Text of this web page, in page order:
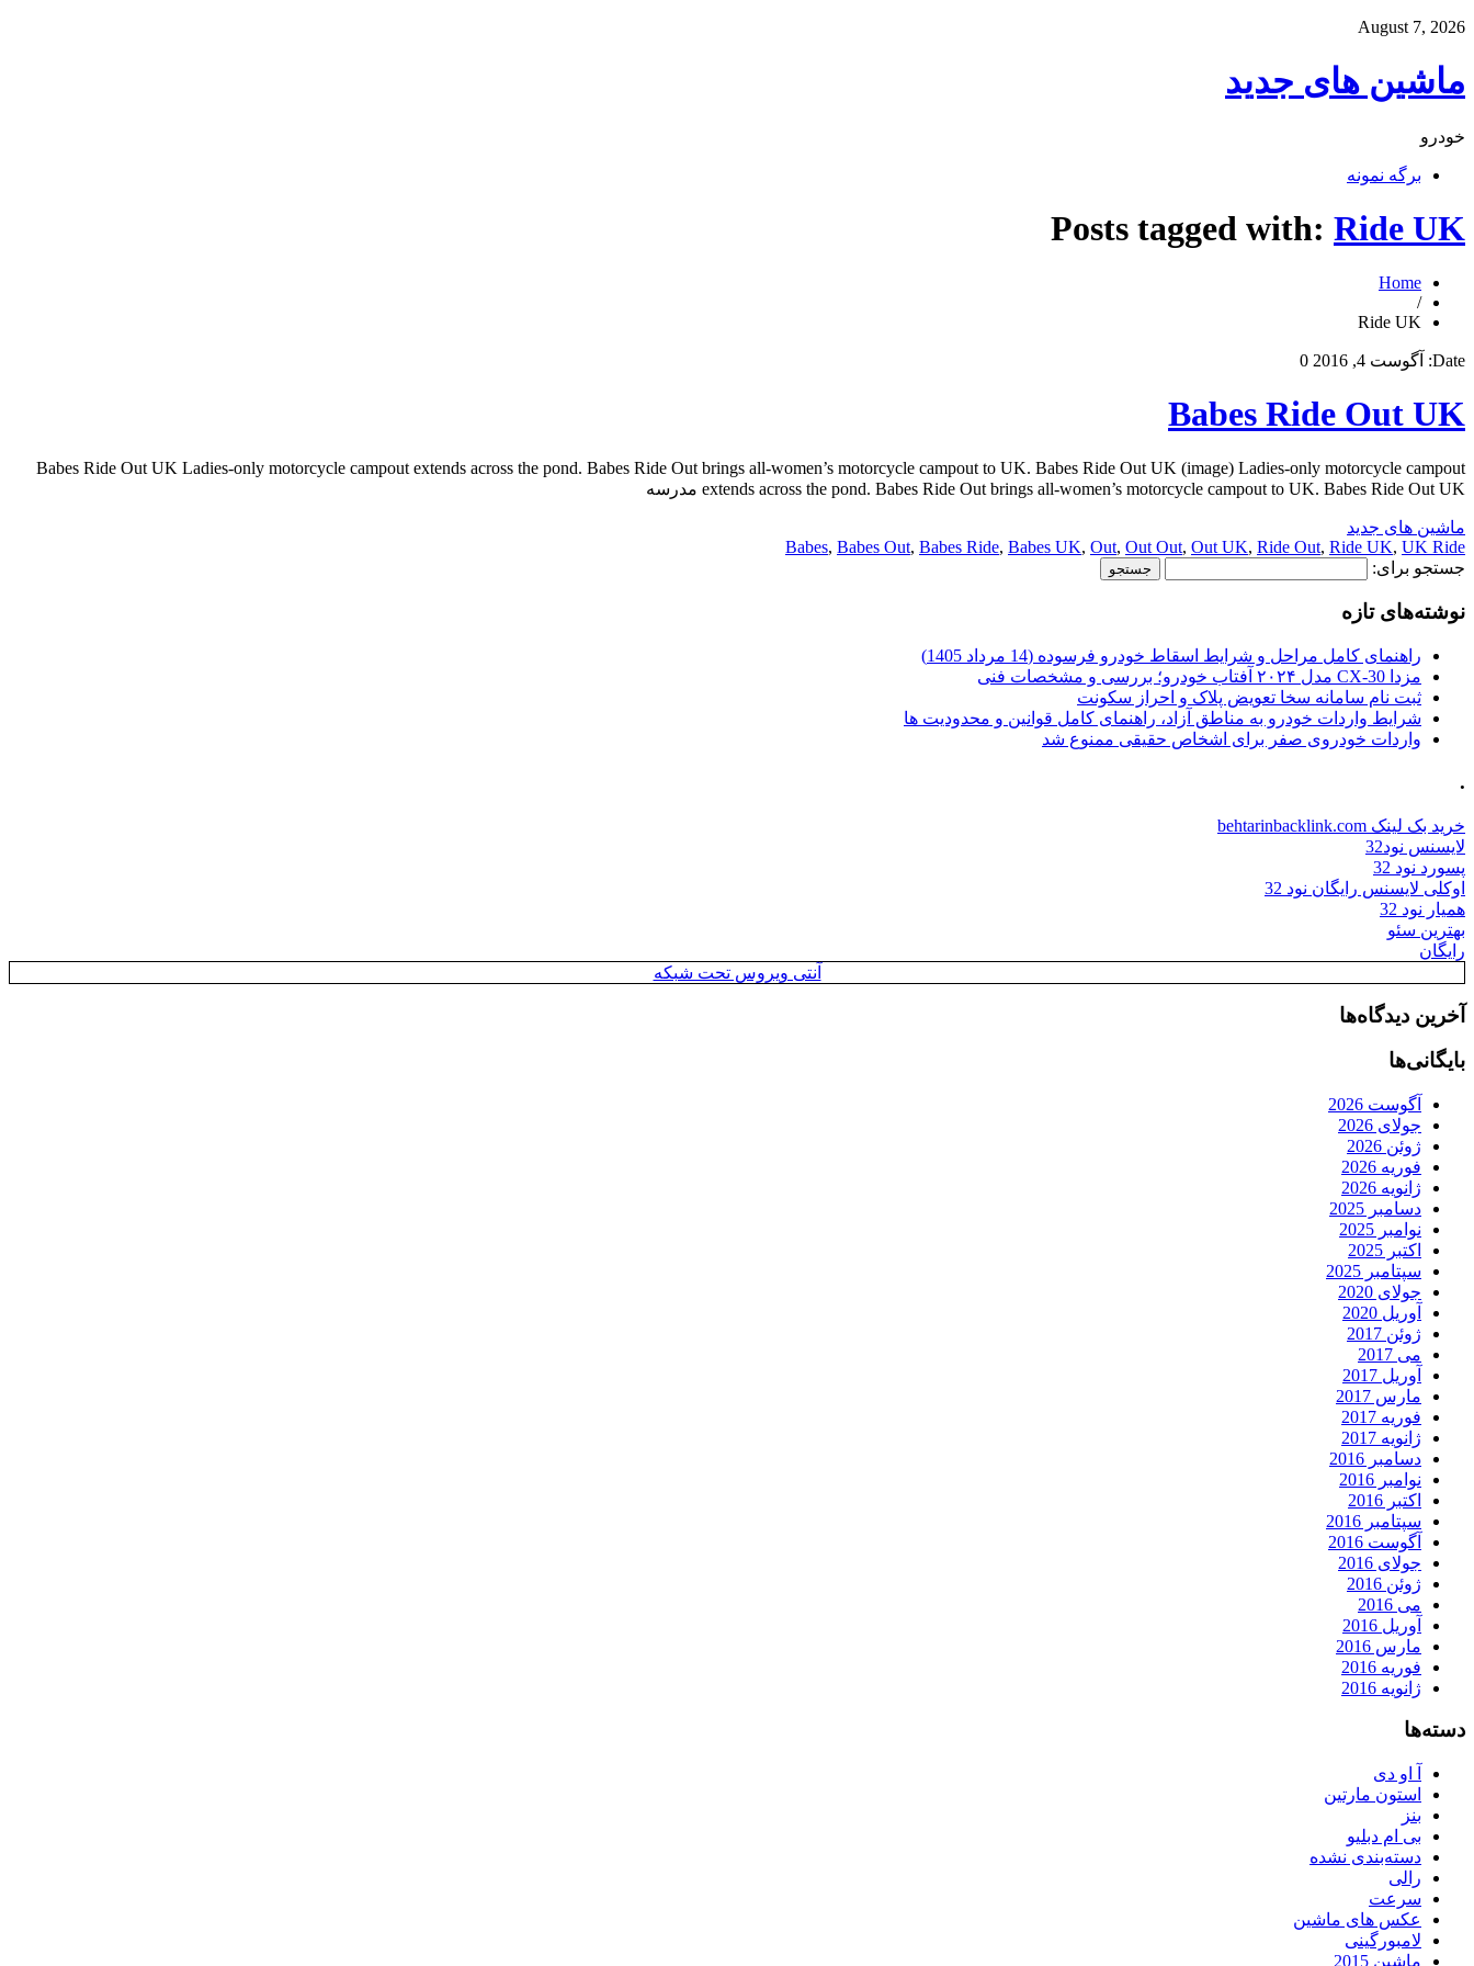
August 7, 2026
ماشین های جدید
خودرو
برگه نمونه
Posts tagged with: Ride UK
Home
/
Ride UK
Date: آگوست 4, 2016 0
Babes Ride Out UK
Babes Ride Out UK Ladies-only motorcycle campout extends across the pond. Babes Ride Out brings all-women’s motorcycle campout to UK. Babes Ride Out UK (image) Ladies-only motorcycle campout
extends across the pond. Babes Ride Out brings all-women’s motorcycle campout to UK. Babes Ride Out UK مدرسه
ماشین های جدید
Babes, Babes Out, Babes Ride, Babes UK, Out, Out Out, Out UK, Ride Out, Ride UK, UK Ride
جستجو برای:
نوشته‌های تازه
راهنمای کامل مراحل و شرایط اسقاط خودرو فرسوده (14 مرداد 1405)
مزدا CX-30 مدل ۲۰۲۴ آفتاب خودرو؛ بررسی و مشخصات فنی
ثبت نام سامانه سخا تعویض پلاک و احراز سکونت
شرایط واردات خودرو به مناطق آزاد، راهنمای کامل قوانین و محدودیت ها
واردات خودروی صفر برای اشخاص حقیقی ممنوع شد
.
خرید بک لینک behtarinbacklink.com
لایسنس نود32
پسورد نود 32
اوکلی لایسنس رایگان نود 32
همیار نود 32
بهترین سئو
رایگان
آنتی ویروس تحت شبکه
آخرین دیدگاه‌ها
بایگانی‌ها
آگوست 2026
جولای 2026
ژوئن 2026
فوریه 2026
ژانویه 2026
دسامبر 2025
نوامبر 2025
اکتبر 2025
سپتامبر 2025
جولای 2020
آوریل 2020
ژوئن 2017
می 2017
آوریل 2017
مارس 2017
فوریه 2017
ژانویه 2017
دسامبر 2016
نوامبر 2016
اکتبر 2016
سپتامبر 2016
آگوست 2016
جولای 2016
ژوئن 2016
می 2016
آوریل 2016
مارس 2016
فوریه 2016
ژانویه 2016
دسته‌ها
آ او دی
استون مارتین
بنز
بی ام دبلیو
دسته‌بندی نشده
رالی
سرعت
عکس های ماشین
لامبورگینی
ماشین 2015